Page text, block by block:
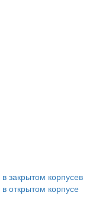
закрытом корпусев
в открытом корпусе